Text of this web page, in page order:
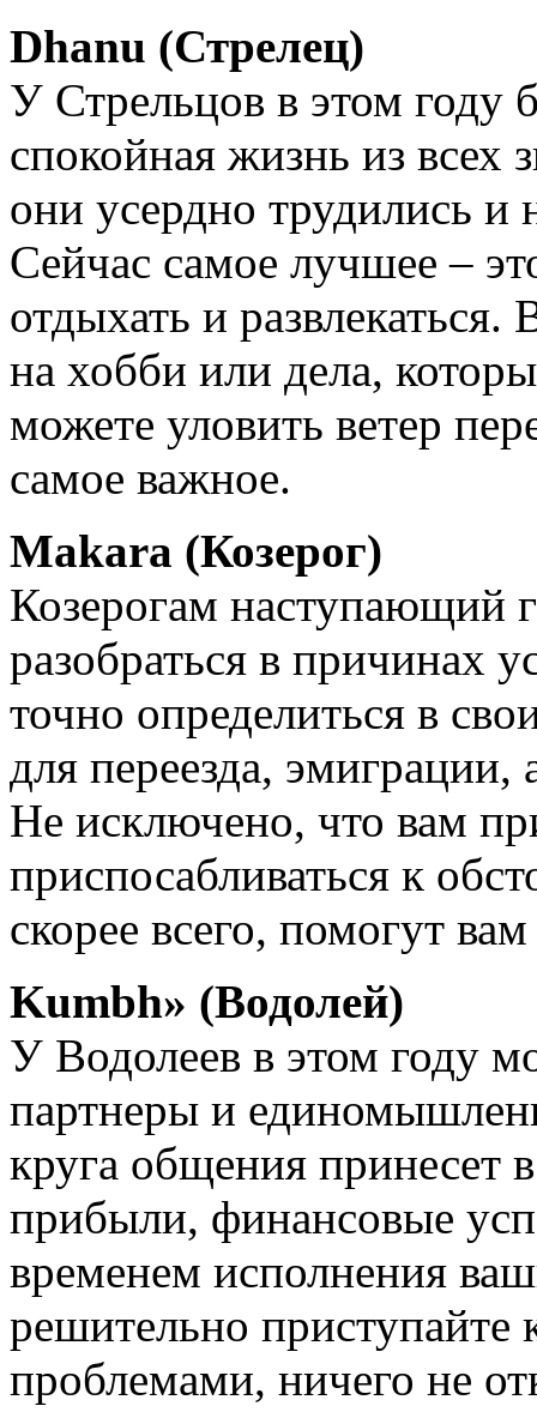
Dhanu (Стрелец)
У Стрельцов в этом году
спокойная жизнь из всех
они усердно трудились
Сейчас самое лучшее –
отдыхать и
на хобби или дела,
можете уловить ветер
самое важное.
Makarа (Козерог)
Козерогам наступающий
разобраться в причинах
точно определиться в
для переезда,
Не исключено, что вам
приспосабливаться к
скорее всего, помогут
Kumbh» (Водолей)
У Водолеев в этом году
партнеры и
круга общения принесет
прибыли, финансовые
временем исполнения
решительно приступайте
проблемами, ничего не